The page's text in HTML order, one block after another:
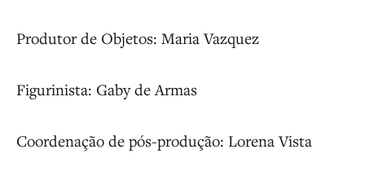
Produtor de Objetos: Maria Vazquez
Figurinista: Gaby de Armas
Coordenação de pós-produção: Lorena Vista